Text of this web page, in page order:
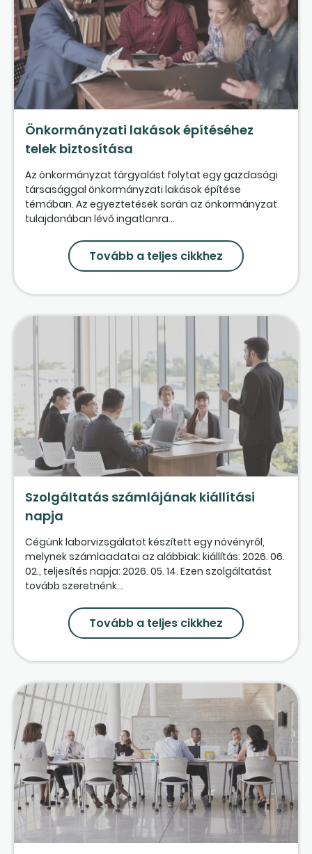
Önkormányzati lakások építéséhez
telek biztosítása
Az önkormányzat tárgyalást folytat egy gazdasági
társasággal önkormányzati lakások építése
témában. Az egyeztetések során az önkormányzat
tulajdonában lévő ingatlanra...
Tovább a teljes cikkhez
Szolgáltatás számlájának kiállítási
napja
Cégünk laborvizsgálatot készített egy növényről,
melynek számlaadatai az alábbiak: kiállítás: 2026. 06.
02., teljesítés napja: 2026. 05. 14. Ezen szolgáltatást
tovább szeretnénk...
Tovább a teljes cikkhez